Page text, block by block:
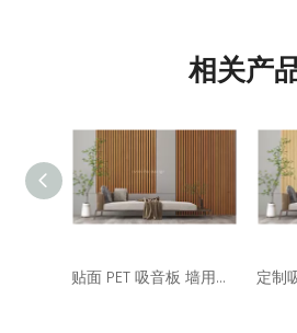
相关产
贴面 PET 吸音板 墙用木板 定制